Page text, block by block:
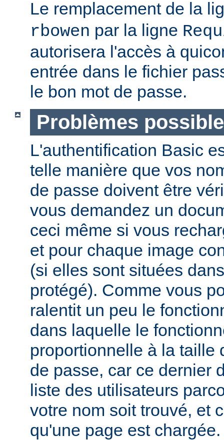
Le remplacement de la
rbowen par la ligne
autorisera l'accès à
entrée dans le fichier
le bon mot de passe.
Problèmes
L'authentification Basic
telle manière que vos
de passe doivent être
vous demandez un
ceci même si vous
et pour chaque image
(si elles sont situées
protégé). Comme vous
ralentit un peu le
dans laquelle le
proportionnelle à la taille
de passe, car ce dernier
liste des utilisateurs
votre nom soit trouvé, et
qu'une page est chargée.